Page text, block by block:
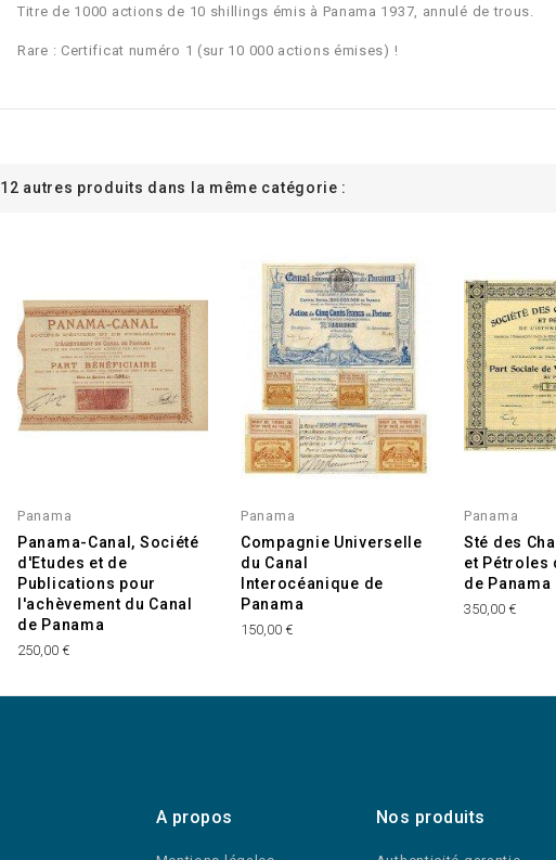
Titre de 1000 actions de 10 shillings émis à Panama 1937, annulé de trous.
Rare : Certificat numéro 1 (sur 10 000 actions émises) !
12 autres produits dans la même catégorie :
Panama
Panama-Canal, Société
d'Etudes et de
Publications pour
l'achèvement du Canal
de Panama
250,00 €
Panama
Compagnie Universelle
du Canal
Interocéanique de
Panama
150,00 €
Panama
Sté des
et Pétroles
de Panama
350,00 €
A propos Nos produits